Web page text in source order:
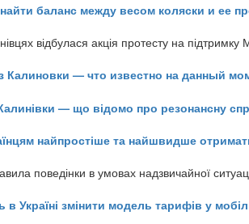
баланс между весом коляски и ее
відбулася акція протесту на підтримку
Калиновки — что известно на данный
— що відомо про резонансну
найпростіше та найшвидше
поведінки в умовах надзвичайної
Україні змінити модель тарифів у